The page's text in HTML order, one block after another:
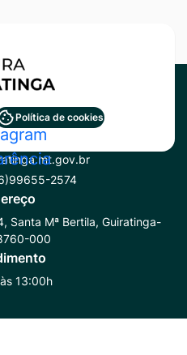
Política de cookies
2574
Santa Mª Bertila, Guiratinga-
000
13:00h